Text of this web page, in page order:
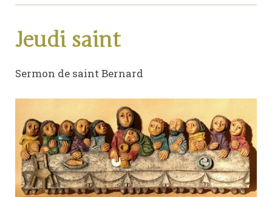
Jeudi saint
Sermon de saint Bernard